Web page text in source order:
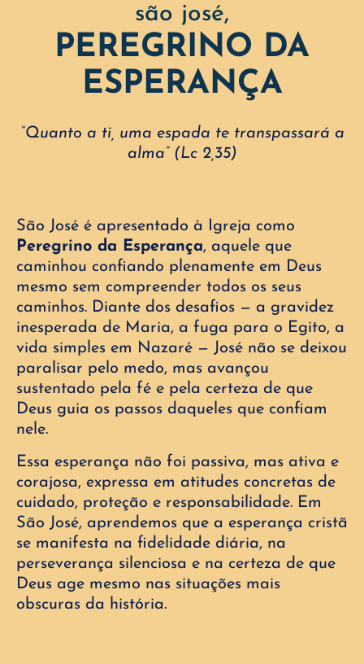
são josé,
PEREGRINO DA
ESPERANÇA
“Quanto a ti, uma espada te transpassará a
alma” (Lc 2,35)
São José é apresentado à Igreja como
Peregrino da Esperança, aquele que
caminhou confiando plenamente em Deus
mesmo sem compreender todos os seus
caminhos. Diante dos desafios — a gravidez
inesperada de Maria, a fuga para o Egito, a
vida simples em Nazaré — José não se deixou
paralisar pelo medo, mas avançou
sustentado pela fé e pela certeza de que
Deus guia os passos daqueles que confiam
nele.
Essa esperança não foi passiva, mas ativa e
corajosa, expressa em atitudes concretas de
cuidado, proteção e responsabilidade. Em
São José, aprendemos que a esperança cristã
se manifesta na fidelidade diária, na
perseverança silenciosa e na certeza de que
Deus age mesmo nas situações mais
obscuras da história.